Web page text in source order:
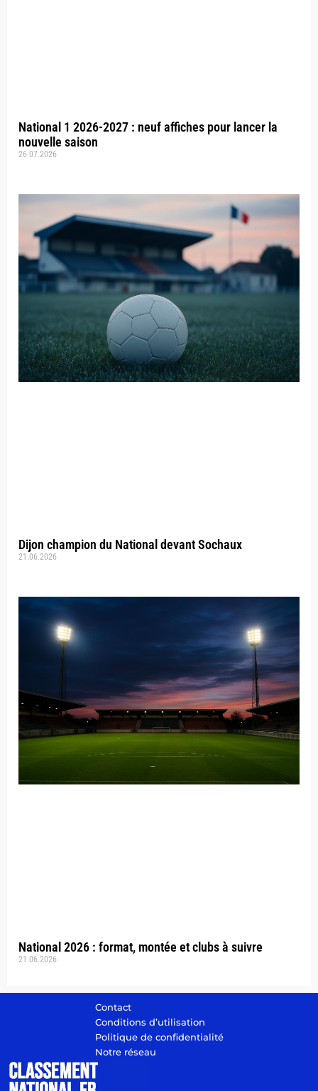
National 1 2026-2027 : neuf affiches pour lancer la
nouvelle saison
26.07.2026
Dijon champion du National devant Sochaux
21.06.2026
National 2026 : format, montée et clubs à suivre
21.06.2026
Contact
Conditions d’utilisation
Politique de confidentialité
Notre réseau